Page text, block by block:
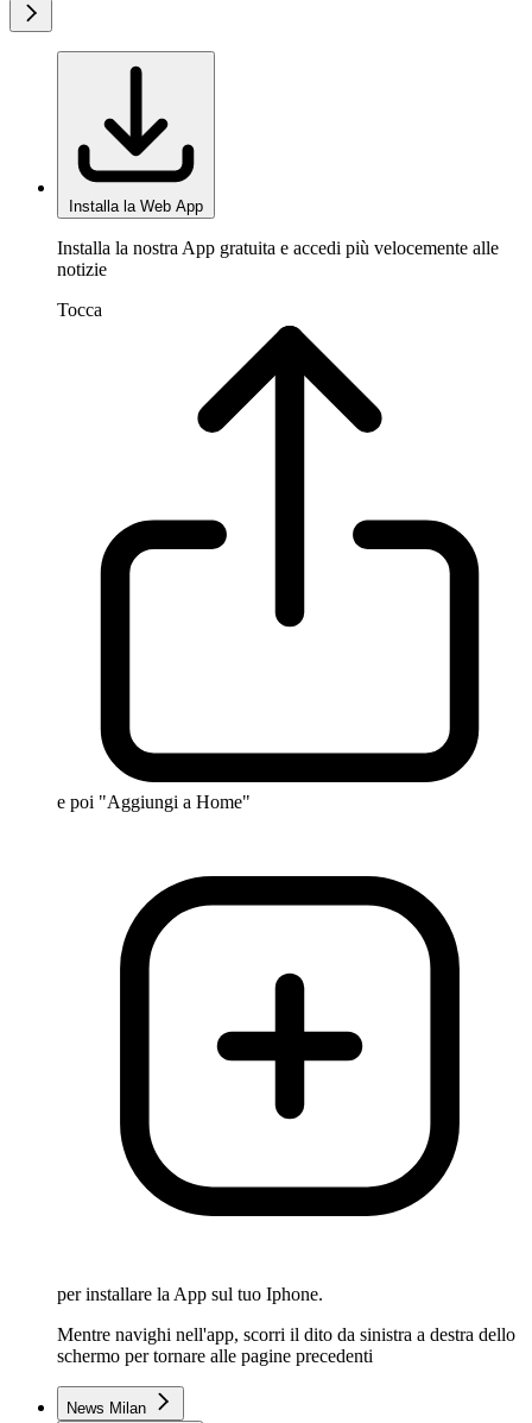
Installa la Web App
Installa la nostra App gratuita e accedi più velocemente alle
notizie
Tocca
e poi "Aggiungi a Home"
per installare la App sul tuo Iphone.
Mentre navighi nell'app, scorri il dito da sinistra a destra dello
schermo per tornare alle pagine precedenti
News Milan